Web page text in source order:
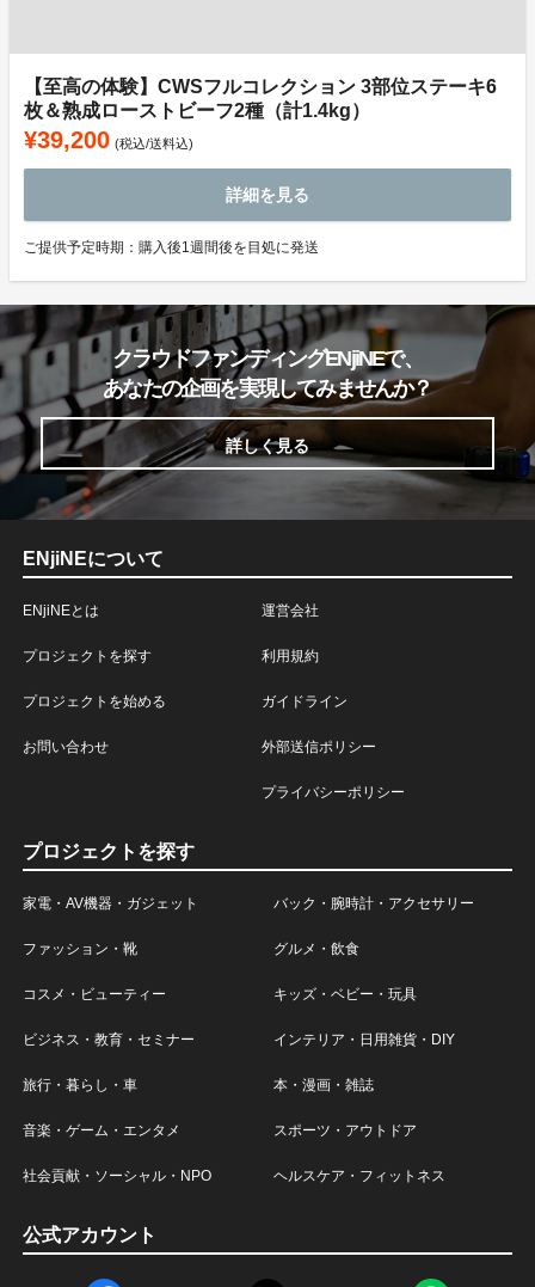
【至高の体験】CWSフルコレクション 3部位ステーキ6
枚＆熟成ローストビーフ2種（計1.4kg）
¥39,200 (税込/送料込)
詳細を見る
ご提供予定時期：購入後1週間後を目処に発送
クラウドファンディングENjiNEで、
あなたの企画を実現してみませんか？
詳しく見る
ENjiNEについて
ENjiNEとは
プロジェクトを探す
プロジェクトを始める
お問い合わせ
運営会社
利用規約
ガイドライン
外部送信ポリシー
プライバシーポリシー
プロジェクトを探す
家電・AV機器・ガジェット バック・腕時計・アクセサリー
ファッション・靴 グルメ・飲食
コスメ・ビューティー キッズ・ベビー・玩具
ビジネス・教育・セミナー インテリア・日用雑貨・DIY
旅行・暮らし・車 本・漫画・雑誌
音楽・ゲーム・エンタメ スポーツ・アウトドア
社会貢献・ソーシャル・NPO ヘルスケア・フィットネス
公式アカウント